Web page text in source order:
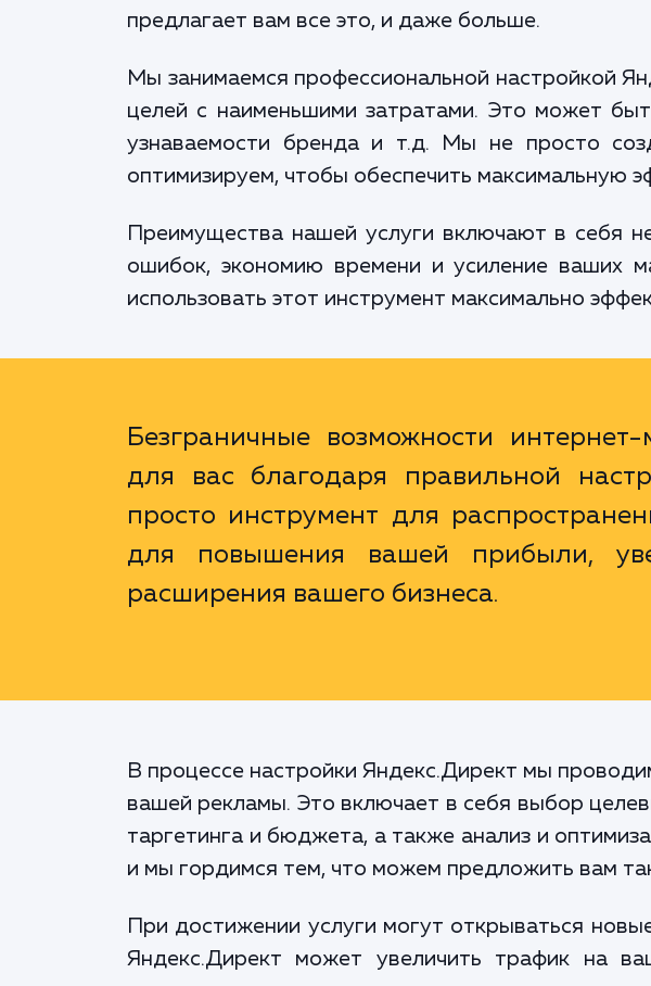
предлагает вам все это, и даже больше.
Мы занимаемся профессиональной настройкой
целей с наименьшими затратами. Это может
узнаваемости бренда и т.д. Мы не просто
оптимизируем, чтобы обеспечить максимальную
Преимущества нашей услуги включают в себя
ошибок, экономию времени и усиление ваших
использовать этот инструмент максимально
Безграничные возможности
для вас благодаря правильной
просто инструмент для
для повышения вашей прибыли,
расширения вашего бизнеса.
В процессе настройки Яндекс.Директ мы
вашей рекламы. Это включает в себя выбор
таргетинга и бюджета, а также анализ и
и мы гордимся тем, что можем предложить вам
При достижении услуги могут открываться
Яндекс.Директ может увеличить трафик на